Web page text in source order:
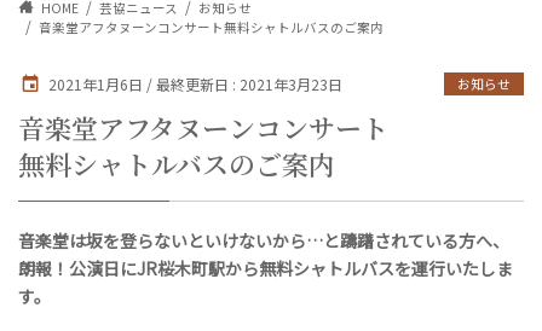
HOME 芸協ニュース
お知らせ
音楽堂アフタヌーンコンサート無料シャトルバスのご案内
2021年1月6日 / 最終更新日 : 2021年3月23日 お知らせ
音楽堂アフタヌーンコンサート
無料シャトルバスのご案内
音楽堂は坂を登らないといけないから…と躊躇されている方へ、
朗報！公演日にJR桜木町駅から無料シャトルバスを運行いたしま
す。